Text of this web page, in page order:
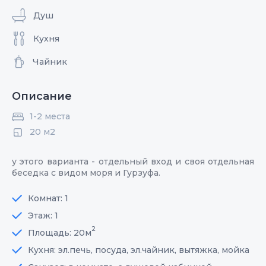
Душ
Кухня
Чайник
Описание
1-2 места
20 м2
у этого варианта - отдельный вход и своя отдельная
беседка с видом моря и Гурзуфа.
Комнат: 1
Этаж: 1
Площадь: 20м2
Кухня: эл.печь, посуда, эл.чайник, вытяжка, мойка